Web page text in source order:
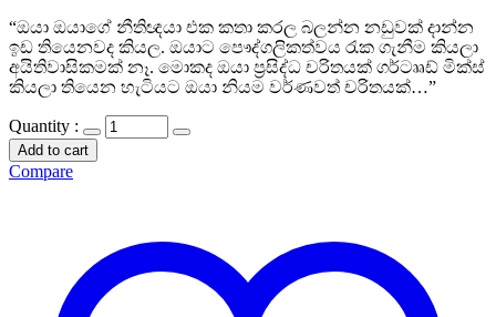
“ඔයා ඔයාගේ නීතිඥයා එක කතා කරල බලන්න නඩුවක් දාන්න
ඉඩ තියෙනවද කියල. ඔයාට පෞද්ගලිකත්වය රැක ගැනීම කියලා
අයිතිවාසිකමක් නෑ. මොකද ඔයා ප්‍රසිද්ධ චරිතයක් ගර්ටෲඩ් මික්ස්
කියලා තියෙන හැටියට ඔයා නියම වර්ණවත් චරිතයක්…”
Quantity :
Add to cart
Compare